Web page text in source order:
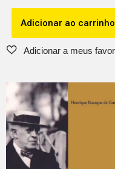
Adicionar ao carrinho